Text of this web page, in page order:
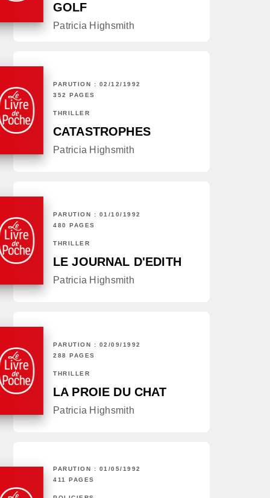
GOLF
Patricia Highsmith
PARUTION : 02/12/1992
352 PAGES
THRILLER
CATASTROPHES
Patricia Highsmith
PARUTION : 01/10/1992
480 PAGES
THRILLER
LE JOURNAL D'EDITH
Patricia Highsmith
PARUTION : 02/09/1992
288 PAGES
THRILLER
LA PROIE DU CHAT
Patricia Highsmith
PARUTION : 01/05/1992
411 PAGES